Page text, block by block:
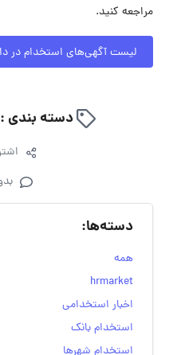
مراجعه کنید.
لیست آگهی‌های استخدام در
دسته بندی :
دسته‌ها:
همه
hrmarket
اخبار استخدامی
استخدام بانک
استخدام شهرها